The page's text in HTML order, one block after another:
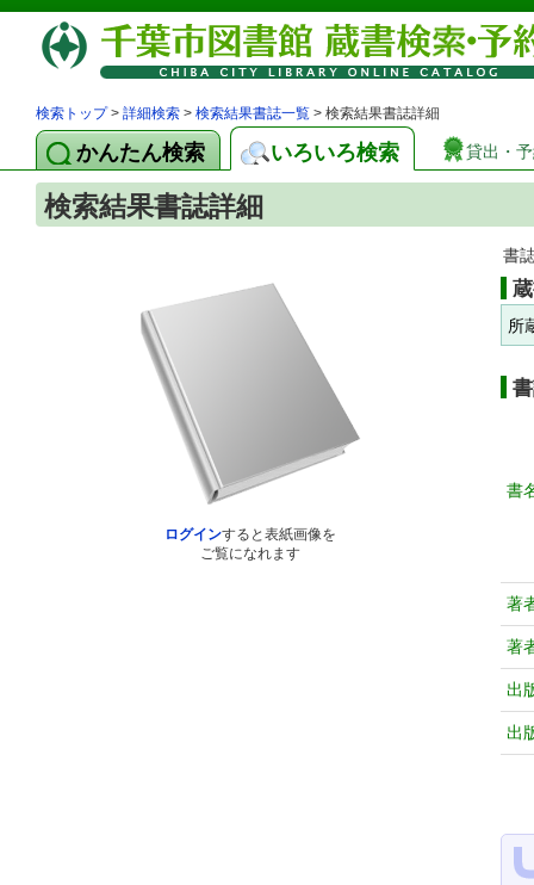
検索トップ> 詳細検索 > 検索結果書誌一覧 > 検索結果書誌詳細
かんたん検索 いろいろ検索 貸出・
検索結果書誌詳細
ログインすると表紙画像を
ご覧になれます
書
所
書
著
著
出
出